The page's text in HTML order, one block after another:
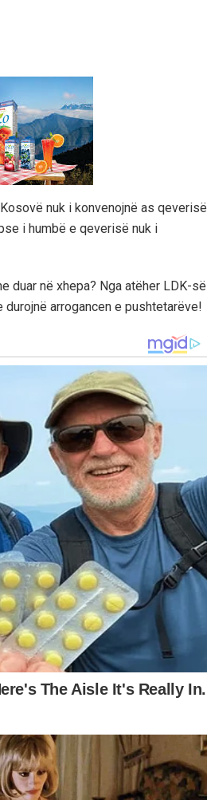
nuk i konvenojnë as qeverisë
i humbë e qeverisë nuk i
duar në xhepa? Nga atëher LDK-së
arrogancen e pushtetarëve!